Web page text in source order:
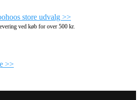
store udvalg >>
ved køb for over 500 kr.
>>